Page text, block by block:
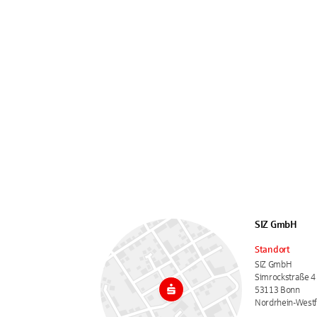
SIZ GmbH
Standort
SIZ GmbH
Simrockstraße 4
53113 Bonn
Nordrhein-